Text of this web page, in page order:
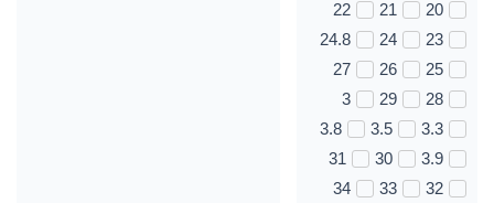
20
21
22
23
24
24.8
25
26
27
28
29
3
3.3
3.5
3.8
3.9
30
31
32
33
34